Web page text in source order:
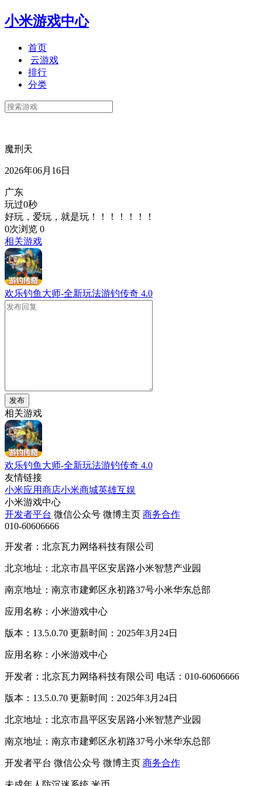
小米游戏中心
首页
云游戏
排行
分类
魔刑天
2026年06月16日
广东
玩过0秒
好玩，爱玩，就是玩！！！！！！！
0次浏览 0
相关游戏
欢乐钓鱼大师-全新玩法游钓传奇 4.0
发布
相关游戏
欢乐钓鱼大师-全新玩法游钓传奇 4.0
友情链接
小米应用商店小米商城英雄互娱
小米游戏中心
开发者平台 微信公众号 微博主页 商务合作
010-60606666
开发者：北京瓦力网络科技有限公司
北京地址：北京市昌平区安居路小米智慧产业园
南京地址：南京市建邺区永初路37号小米华东总部
应用名称：小米游戏中心
版本：13.5.0.70 更新时间：2025年3月24日
应用名称：小米游戏中心
开发者：北京瓦力网络科技有限公司 电话：010-60606666
版本：13.5.0.70 更新时间：2025年3月24日
北京地址：北京市昌平区安居路小米智慧产业园
南京地址：南京市建邺区永初路37号小米华东总部
开发者平台 微信公众号 微博主页 商务合作